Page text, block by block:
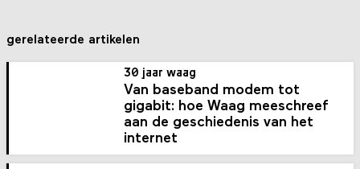
gerelateerde artikelen
30 jaar waag
Van baseband modem tot
gigabit: hoe Waag meeschreef
aan de geschiedenis van het
internet